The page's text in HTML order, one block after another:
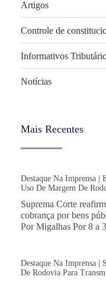
Artigos
Controle de
Informativos
Notícias
Mais Recentes
Destaque Na Imprensa |
Uso De Margem De
Suprema Corte
cobrança por bens
Por Migalhas Por 8 a
Destaque Na Imprensa |
De Rodovia Para